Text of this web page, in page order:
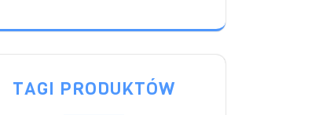
TAGI PRODUKTÓW